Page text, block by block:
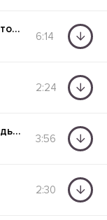
Я бывал одинок и не принят в толпе многоликой
6:14
2:24
Жить без тебя мне никак ты ведь все понимаешь
3:56
2:30